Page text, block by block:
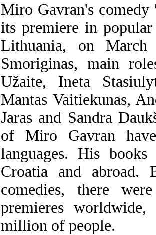
Miro Gavran's comedy
its premiere in
Lithuania, on
Smoriginas, main
Užaite, Ineta
Mantas Vaitiekunas,
Jaras and Sandra
of Miro Gavran
languages. His
Croatia and abroad.
comedies, there
premieres
million of people.